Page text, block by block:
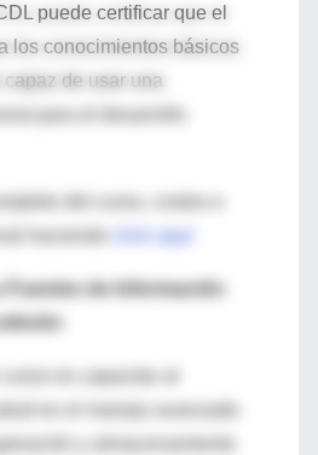
puede certificar que el
los conocimientos básicos
de usar una
del curso, costos e
click aquí
Fuentes de Información
es capacitar al
y almacenamiento